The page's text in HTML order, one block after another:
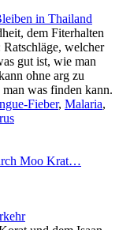
in Thailand
dem Fiterhalten
welcher
gut ist, wie man
ohne arg zu
was finden kann.
Fieber, Malaria,
Moo Krat…